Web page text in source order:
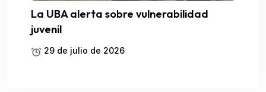
La UBA alerta sobre vulnerabilidad
juvenil
29 de julio de 2026